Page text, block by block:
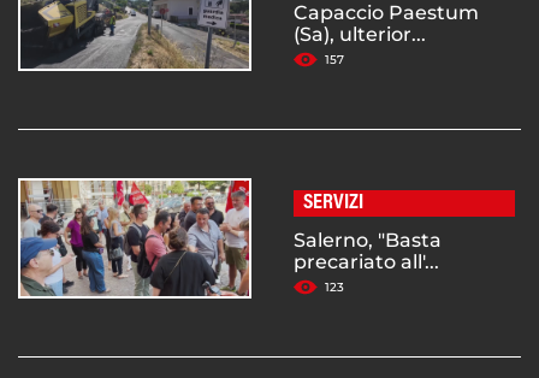
Capaccio Paestum
(Sa), ulterior...
157
SERVIZI
Salerno, "Basta
precariato all'...
123